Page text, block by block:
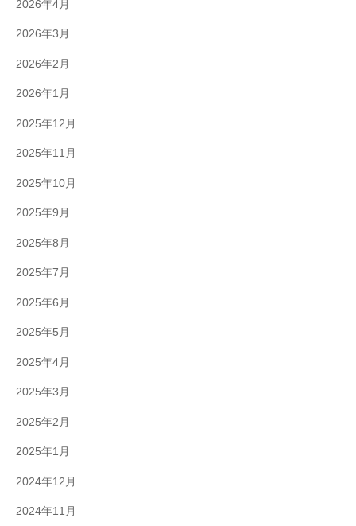
2026年4月
2026年3月
2026年2月
2026年1月
2025年12月
2025年11月
2025年10月
2025年9月
2025年8月
2025年7月
2025年6月
2025年5月
2025年4月
2025年3月
2025年2月
2025年1月
2024年12月
2024年11月